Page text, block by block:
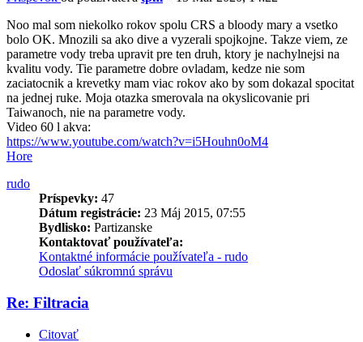
Noo mal som niekolko rokov spolu CRS a bloody mary a vsetko
bolo OK. Mnozili sa ako dive a vyzerali spojkojne. Takze viem, ze
parametre vody treba upravit pre ten druh, ktory je nachylnejsi na
kvalitu vody. Tie parametre dobre ovladam, kedze nie som
zaciatocnik a krevetky mam viac rokov ako by som dokazal spocitat
na jednej ruke. Moja otazka smerovala na okyslicovanie pri
Taiwanoch, nie na parametre vody.
Video 60 l akva:
https://www.youtube.com/watch?v=i5Houhn0oM4
Hore
rudo
Príspevky: 47
Dátum registrácie: 23 Máj 2015, 07:55
Bydlisko: Partizanske
Kontaktovať používateľa:
Kontaktné informácie používateľa - rudo
Odoslať súkromnú správu
Re: Filtracia
Citovať